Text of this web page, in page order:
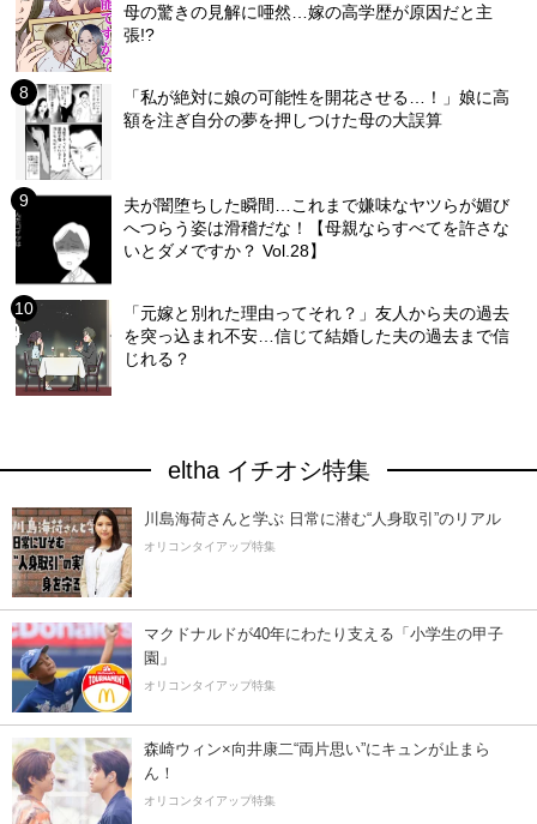
母の驚きの見解に唖然…嫁の高学歴が原因だと主
張!?
「私が絶対に娘の可能性を開花させる…！」娘に高
額を注ぎ自分の夢を押しつけた母の大誤算
夫が闇堕ちした瞬間…これまで嫌味なヤツらが媚び
へつらう姿は滑稽だな！【母親ならすべてを許さな
いとダメですか？ Vol.28】
「元嫁と別れた理由ってそれ？」友人から夫の過去
を突っ込まれ不安…信じて結婚した夫の過去まで信
じれる？
eltha イチオシ特集
川島海荷さんと学ぶ 日常に潜む“人身取引”のリアル
オリコンタイアップ特集
マクドナルドが40年にわたり支える「小学生の甲子
園」
オリコンタイアップ特集
森崎ウィン×向井康二“両片思い”にキュンが止まら
ん！
オリコンタイアップ特集